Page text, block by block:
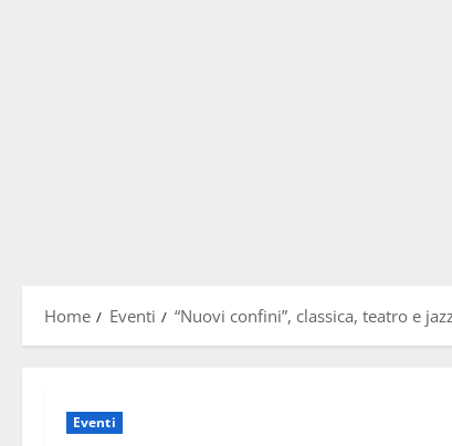
Home Eventi “Nuovi confini”, classica, teatro e
Eventi